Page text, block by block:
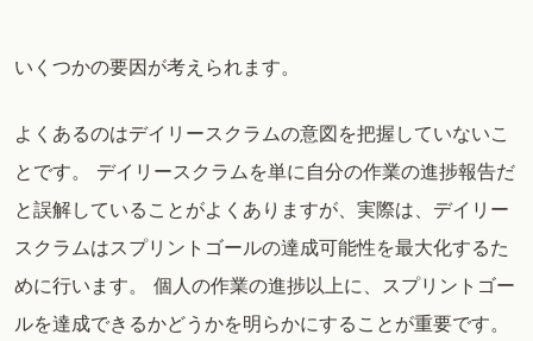
いくつかの要因が考えられます。
よくあるのはデイリースクラムの意図を把握していないこ
とです。 デイリースクラムを単に自分の作業の進捗報告だ
と誤解していることがよくありますが、実際は、デイリー
スクラムはスプリントゴールの達成可能性を最大化するた
めに行います。 個人の作業の進捗以上に、スプリントゴー
ルを達成できるかどうかを明らかにすることが重要です。